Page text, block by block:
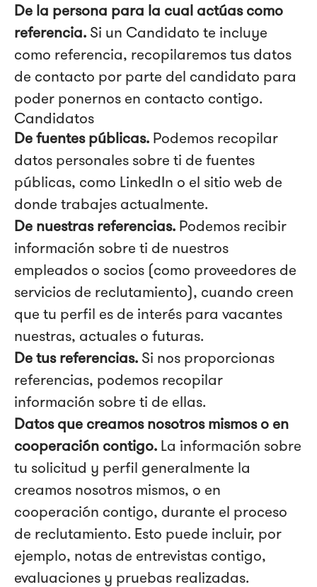
De la persona para la cual actúas como
referencia. Si un Candidato te incluye
como referencia, recopilaremos tus datos
de contacto por parte del candidato para
poder ponernos en contacto contigo.
Candidatos
De fuentes públicas. Podemos recopilar
datos personales sobre ti de fuentes
públicas, como LinkedIn o el sitio web de
donde trabajes actualmente.
De nuestras referencias. Podemos recibir
información sobre ti de nuestros
empleados o socios (como proveedores de
servicios de reclutamiento), cuando creen
que tu perfil es de interés para vacantes
nuestras, actuales o futuras.
De tus referencias. Si nos proporcionas
referencias, podemos recopilar
información sobre ti de ellas.
Datos que creamos nosotros mismos o en
cooperación contigo. La información sobre
tu solicitud y perfil generalmente la
creamos nosotros mismos, o en
cooperación contigo, durante el proceso
de reclutamiento. Esto puede incluir, por
ejemplo, notas de entrevistas contigo,
evaluaciones y pruebas realizadas.